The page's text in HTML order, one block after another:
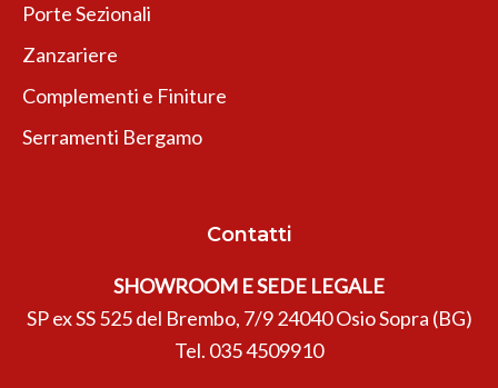
Porte Sezionali
Zanzariere
Complementi e Finiture
Serramenti Bergamo
Contatti
SHOWROOM E SEDE LEGALE
SP ex SS 525 del Brembo, 7/9 24040 Osio Sopra (BG)
Tel. 035 4509910